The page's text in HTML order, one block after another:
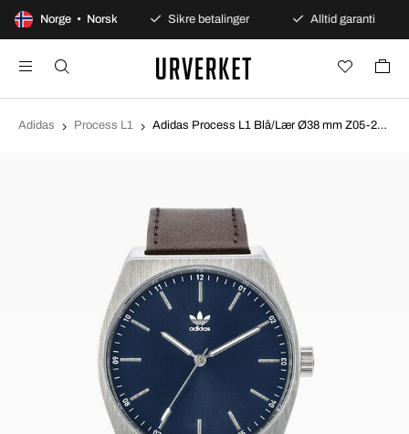
Norge • Norsk
dagers åpent kjøp Sikre betalinger Alltid garanti
Adidas Process L1 Adidas Process L1 Blå/Lær Ø38 mm Z05-2920-00